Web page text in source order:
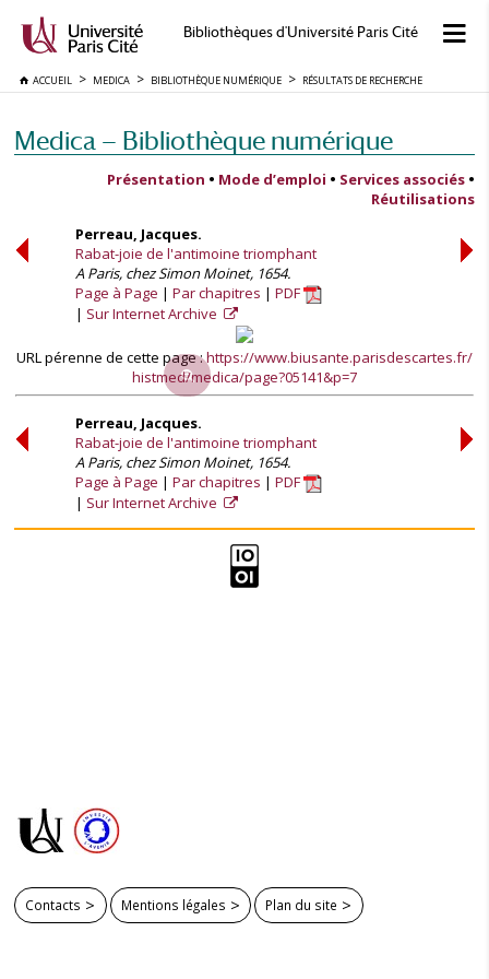
Bibliothèques d'Université Paris Cité
ACCUEIL MEDICA BIBLIOTHÈQUE NUMÉRIQUE RÉSULTATS DE RECHERCHE
Medica — Bibliothèque numérique
Présentation • Mode d’emploi • Services associés •
Réutilisations
Perreau, Jacques.
Rabat-joie de l'antimoine triomphant
A Paris, chez Simon Moinet, 1654.
Page à Page
Par chapitres
PDF
Sur Internet Archive
URL pérenne de cette page :https://www.biusante.parisdescartes.fr/
histmed/medica/page?05141&p=7
Perreau, Jacques.
Rabat-joie de l'antimoine triomphant
A Paris, chez Simon Moinet, 1654.
Page à Page
Par chapitres
PDF
Sur Internet Archive
Contacts Mentions légales Plan du site